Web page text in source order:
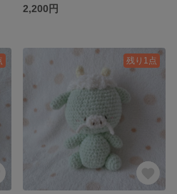
2,200円
残り1点